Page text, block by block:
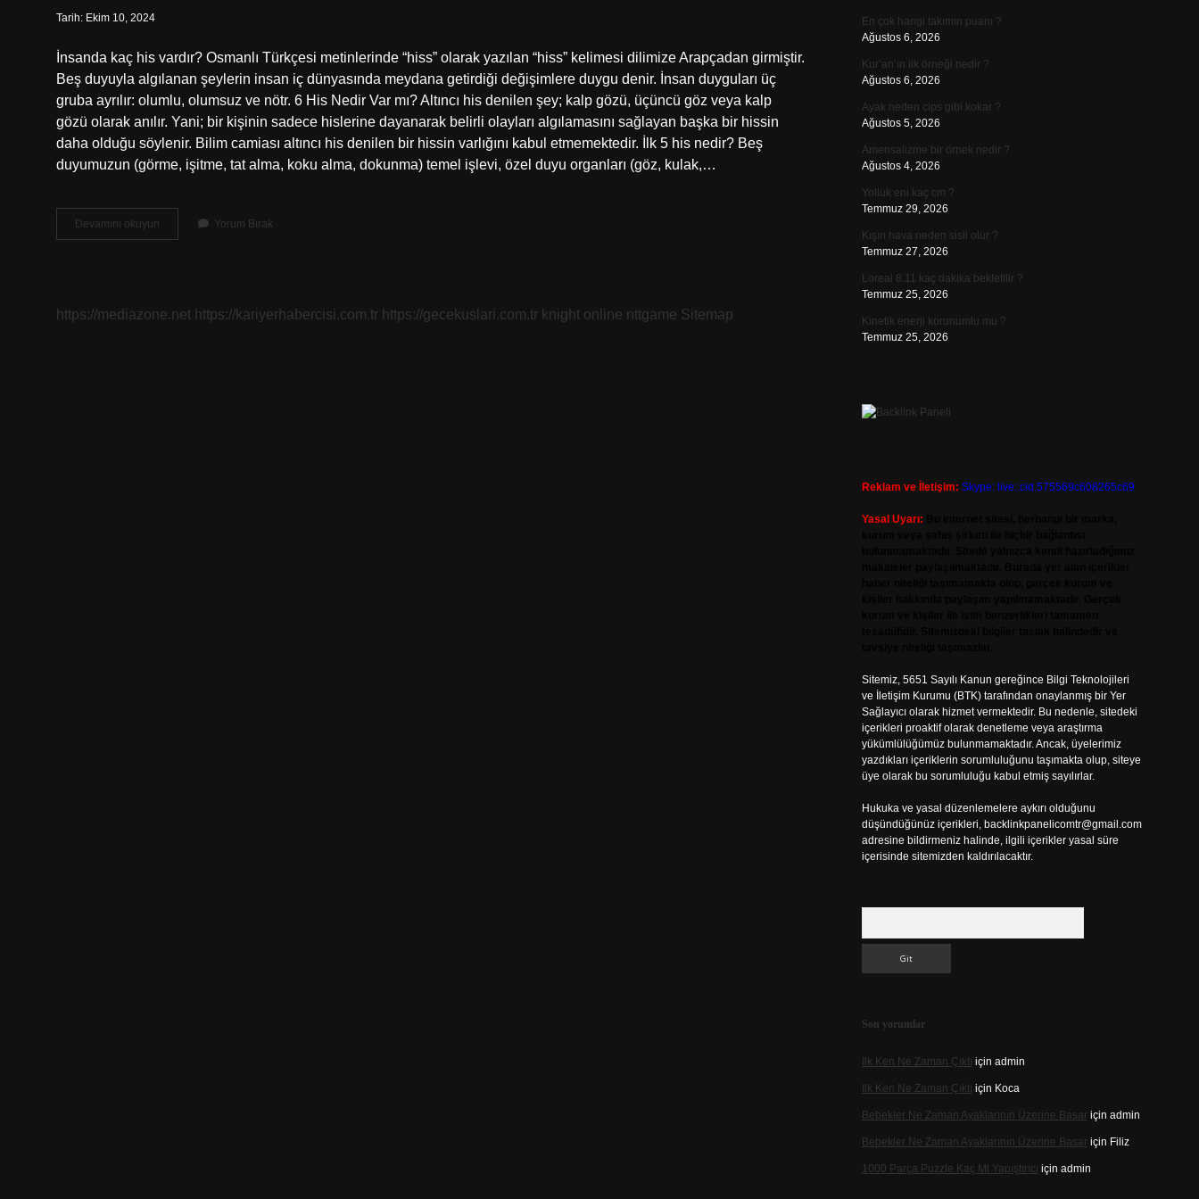
Tarih: Ekim 10, 2024
İnsanda kaç his vardır? Osmanlı Türkçesi metinlerinde “hiss” olarak yazılan “hiss” kelimesi dilimize Arapçadan girmiştir.
Beş duyuyla algılanan şeylerin insan iç dünyasında meydana getirdiği değişimlere duygu denir. İnsan duyguları üç
gruba ayrılır: olumlu, olumsuz ve nötr. 6 His Nedir Var mı? Altıncı his denilen şey; kalp gözü, üçüncü göz veya kalp
gözü olarak anılır. Yani; bir kişinin sadece hislerine dayanarak belirli olayları algılamasını sağlayan başka bir hissin
daha olduğu söylenir. Bilim camiası altıncı his denilen bir hissin varlığını kabul etmemektedir. İlk 5 his nedir? Beş
duyumuzun (görme, işitme, tat alma, koku alma, dokunma) temel işlevi, özel duyu organları (göz, kulak,…
Devamını okuyun
Insanda
Yorum Bırak
https://mediazone.net https://kariyerhabercisi.com.tr https://gecekuslari.com.tr knight online nttgame Sitemap
En çok hangi takımın puanı ?
Ağustos 6, 2026
Kur’an’ın ilk örneği nedir ?
Ağustos 6, 2026
Ayak neden cips gibi kokar ?
Ağustos 5, 2026
Amensalizme bir örnek nedir ?
Ağustos 4, 2026
Yolluk eni kaç cm ?
Temmuz 29, 2026
Kışın hava neden sisli olur ?
Temmuz 27, 2026
Loreal 8.11 kaç dakika bekletilir ?
Temmuz 25, 2026
Kinetik enerji korunumlu mu ?
Temmuz 25, 2026
Reklam ve İletişim: Skype: live:.cid.575569c608265c69
Yasal Uyarı:
Sitemiz, 5651 Sayılı Kanun gereğince Bilgi Teknolojileri
ve İletişim Kurumu (BTK) tarafından onaylanmış bir Yer
Sağlayıcı olarak hizmet vermektedir. Bu nedenle, sitedeki
içerikleri proaktif olarak denetleme veya araştırma
yükümlülüğümüz bulunmamaktadır. Ancak, üyelerimiz
yazdıkları içeriklerin sorumluluğunu taşımakta olup, siteye
üye olarak bu sorumluluğu kabul etmiş sayılırlar.
Hukuka ve yasal düzenlemelere aykırı olduğunu
düşündüğünüz içerikleri, backlinkpanelicomtr@gmail.com
adresine bildirmeniz halinde, ilgili içerikler yasal süre
içerisinde sitemizden kaldırılacaktır.
Son yorumlar
Ilk Ken Ne Zaman Çıktı için admin
Ilk Ken Ne Zaman Çıktı için Koca
Bebekler Ne Zaman Ayaklarının Üzerine Basariçin admin
Bebekler Ne Zaman Ayaklarının Üzerine Basariçin Filiz
1000 Parça Puzzle Kaç Ml Yapıştırıcı için admin